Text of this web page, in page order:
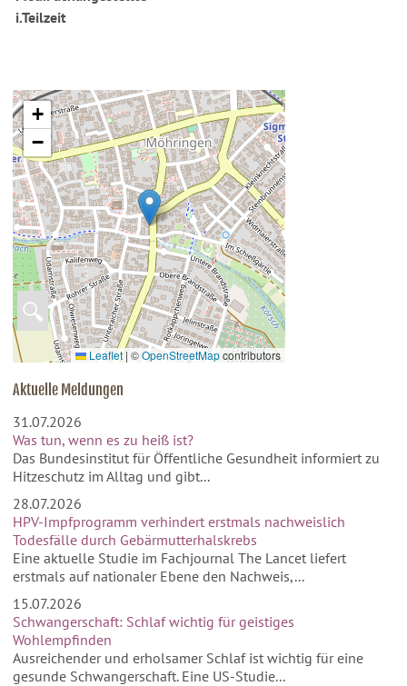
i.Teilzeit
🔍
+
−
Leaflet| ©OpenStreetMapcontributors
Aktuelle Meldungen
31.07.2026
Was tun, wenn es zu heiß ist?
Das Bundesinstitut für Öffentliche Gesundheit informiert zu
Hitzeschutz im Alltag und gibt...
28.07.2026
HPV-Impfprogramm verhindert erstmals nachweislich
Todesfälle durch Gebärmutterhalskrebs
Eine aktuelle Studie im Fachjournal The Lancet liefert
erstmals auf nationaler Ebene den Nachweis,...
15.07.2026
Schwangerschaft: Schlaf wichtig für geistiges
Wohlempfinden
Ausreichender und erholsamer Schlaf ist wichtig für eine
gesunde Schwangerschaft. Eine US-Studie...